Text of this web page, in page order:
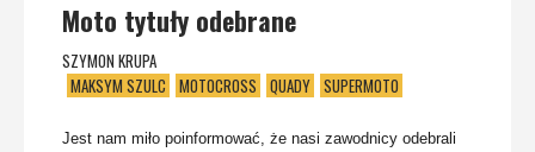
Moto tytuły odebrane
SZYMON KRUPA
MAKSYM SZULC MOTOCROSS QUADY SUPERMOTO
Jest nam miło poinformować, że nasi zawodnicy odebrali